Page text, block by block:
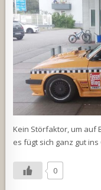
Kein Störfaktor, um auf
es fügt sich ganz gut
0